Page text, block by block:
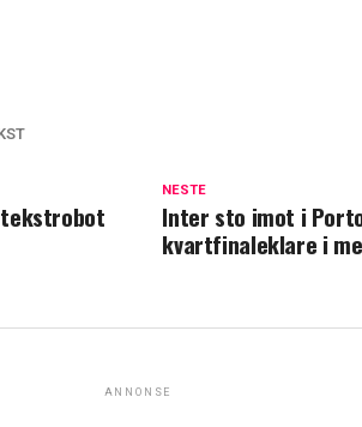
NESTE
Inter sto imot i
kvartfinaleklare i
tekstrobot
ANNONSE